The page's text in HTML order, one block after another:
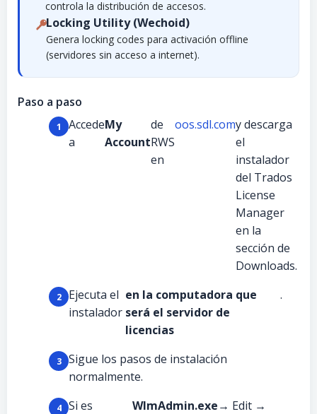
controla la distribución de accesos.
Locking Utility (Wechoid)
Genera locking codes para activación offline
(servidores sin acceso a internet).
Paso a paso
Accede
a
My
Account
de
RWS
en
oos.sdl.comy descarga
el
instalador
del Trados
License
Manager
en la
sección de
Downloads.
Ejecuta el
instalador
en la computadora que
será el servidor de
licencias
.
Sigue los pasos de instalación
normalmente.
Si es
WlmAdmin.exe→ Edit →